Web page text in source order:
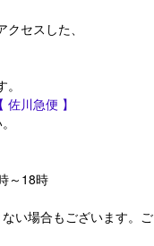
セスした、
【 佐川急便 】
～18時
い場合もございます。ご